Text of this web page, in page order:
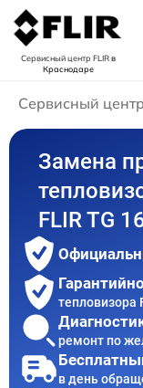
Сервисный центр FLIRв
Краснодаре
Сервисный
Замена
FLIR TG
тепловизора
ремонт по
в день